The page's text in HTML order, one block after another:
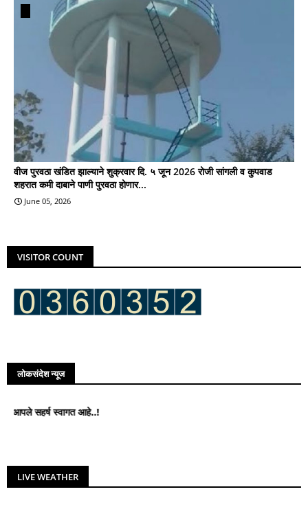
वीज पुरवठा खंडित झाल्याने शुक्रवार दि. ५ जून 2026 रोजी सांगली व कुपवाड
शहरात कमी दाबाने पाणी पुरवठा होणार...
June 05, 2026
VISITOR COUNT
लोकसंदेश न्यूज
स्वागत आहे..!
LIVE WEATHER